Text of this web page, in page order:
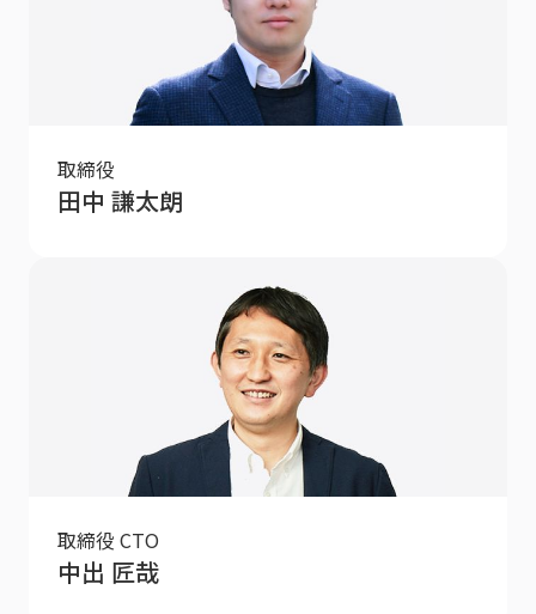
取締役
田中 謙太朗
取締役 CTO
中出 匠哉